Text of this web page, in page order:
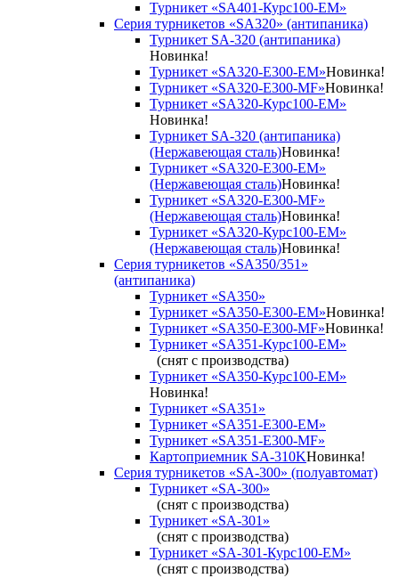
Турникет «SA401-Курс100-EM»
Серия турникетов «SA320» (антипаника)
Турникет SA-320 (антипаника)
Новинка!
Турникет «SA320-Е300-EM»Новинка!
Турникет «SA320-Е300-MF»Новинка!
Турникет «SA320-Курс100-EM»
Новинка!
Турникет SA-320 (антипаника)
(Нержавеющая сталь)Новинка!
Турникет «SA320-Е300-EM»
(Нержавеющая сталь)Новинка!
Турникет «SA320-Е300-MF»
(Нержавеющая сталь)Новинка!
Турникет «SA320-Курс100-EM»
(Нержавеющая сталь)Новинка!
Серия турникетов «SA350/351»
(антипаника)
Турникет «SA350»
Турникет «SA350-Е300-EM»Новинка!
Турникет «SA350-Е300-MF»Новинка!
Турникет «SA351-Курс100-ЕМ»
(снят с производства)
Турникет «SA350-Курс100-EM»
Новинка!
Турникет «SA351»
Турникет «SA351-Е300-ЕМ»
Турникет «SA351-Е300-MF»
Картоприемник SA-310KНовинка!
Серия турникетов «SA-300» (полуавтомат)
Турникет «SA-300»
(снят с производства)
Турникет «SA-301»
(снят с производства)
Турникет «SA-301-Курс100-ЕМ»
(снят с производства)